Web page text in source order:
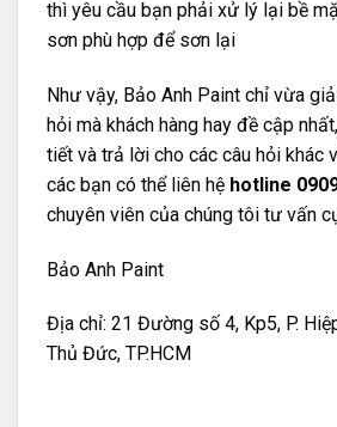
thì yêu cầu bạn phải xử lý lại bề
sơn phù hợp để sơn lại
Như vậy, Bảo Anh Paint chỉ vừa
hỏi mà khách hàng hay đề cập
tiết và trả lời cho các câu hỏi khác
các bạn có thể liên hệ hotline
chuyên viên của chúng tôi tư vấn
Bảo Anh Paint
Địa chỉ: 21 Đường số 4, Kp5, P.
Thủ Đức, TP.HCM